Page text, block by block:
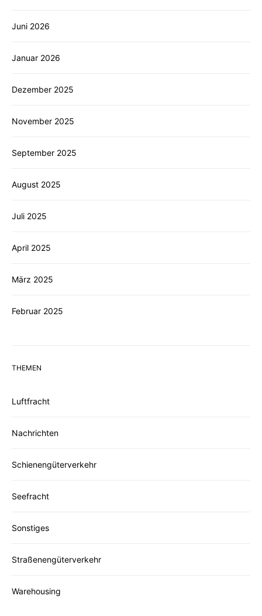
Juni 2026
Januar 2026
Dezember 2025
November 2025
September 2025
August 2025
Juli 2025
April 2025
März 2025
Februar 2025
THEMEN
Luftfracht
Nachrichten
Schienengüterverkehr
Seefracht
Sonstiges
Straßenengüterverkehr
Warehousing